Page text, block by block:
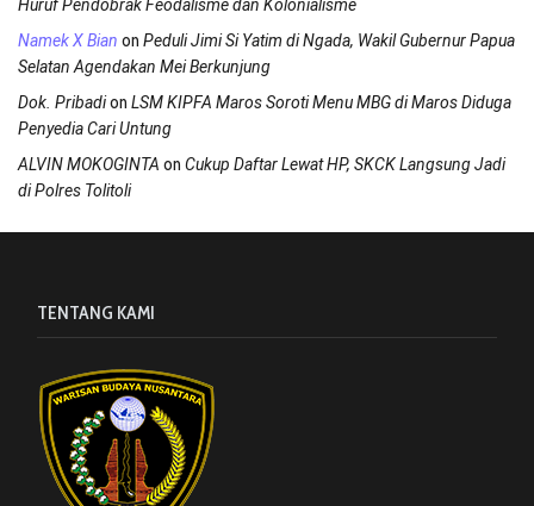
Huruf Pendobrak Feodalisme dan Kolonialisme
Namek X Bian on Peduli Jimi Si Yatim di Ngada, Wakil Gubernur Papua
Selatan Agendakan Mei Berkunjung
Dok. Pribadion LSM KIPFA Maros Soroti Menu MBG di Maros Diduga
Penyedia Cari Untung
ALVIN MOKOGINTA on Cukup Daftar Lewat HP, SKCK Langsung Jadi
di Polres Tolitoli
TENTANG KAMI